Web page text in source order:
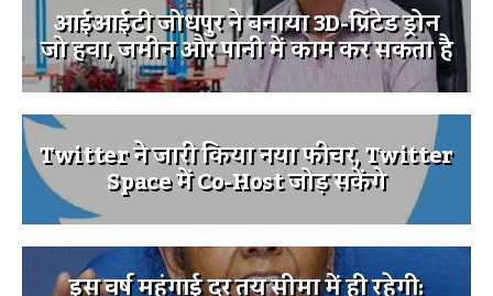
आईआईटी जोधपुर ने बनाया 3D-प्रिंटेड ड्रोन
जो हवा, जमीन और पानी में काम कर सकता है
Twitter ने जारी किया नया फीचर, Twitter
Space में Co-Host जोड़ सकेंगे